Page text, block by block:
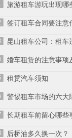
租赁汽车须知
警惕租车市场的六大
长期租车前留心哪些
后桥油多久换一次？